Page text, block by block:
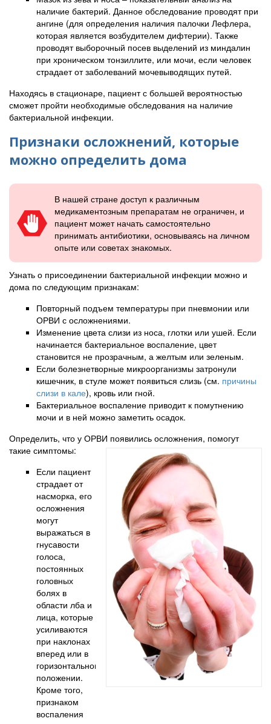
наличие бактерий. Данное обследование проводят при
ангине (для определения наличия палочки Лефлера,
которая является возбудителем дифтерии). Также
проводят выборочный посев выделений из миндалин
при хроническом тонзиллите, или мочи, если человек
страдает от заболеваний мочевыводящих путей.
Находясь в стационаре, пациент с большей вероятностью
сможет пройти необходимые обследования на наличие
бактериальной инфекции.
Признаки осложнений, которые
можно определить дома
В нашей стране доступ к различным
медикаментозным препаратам не ограничен, и
пациент может начать самостоятельно
принимать антибиотики, основываясь на личном
опыте или советах знакомых.
Узнать о присоединении бактериальной инфекции можно и
дома по следующим признакам:
Повторный подъем температуры при пневмонии или
ОРВИ с осложнениями.
Изменение цвета слизи из носа, глотки или ушей. Если
начинается бактериальное воспаление, цвет
становится не прозрачным, а желтым или зеленым.
Если болезнетворные микроорганизмы затронули
кишечник, в стуле может появиться слизь (см. причины
слизи в кале), кровь или гной.
Бактериальное воспаление приводит к помутнению
мочи и в ней можно заметить осадок.
Определить, что у ОРВИ появились осложнения, помогут
такие симптомы:
Если пациент
страдает от
насморка, его
осложнения
могут
выражаться в
гнусавости
голоса,
постоянных
головных
болях в
области лба и
лица, которые
усиливаются
при наклонах
вперед или в
горизонтальном
положении.
Кроме того,
признаком
воспаления